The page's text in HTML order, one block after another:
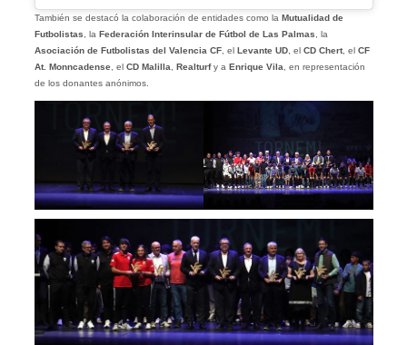
También se destacó la colaboración de entidades como la Mutualidad de
Futbolistas, la Federación Interinsular de Fútbol de Las Palmas, la
Asociación de Futbolistas del Valencia CF, el Levante UD, el CD Chert, el CF
At. Monncadense, el CD Malilla, Realturfy aEnrique Vila, en representación
de los donantes anónimos.